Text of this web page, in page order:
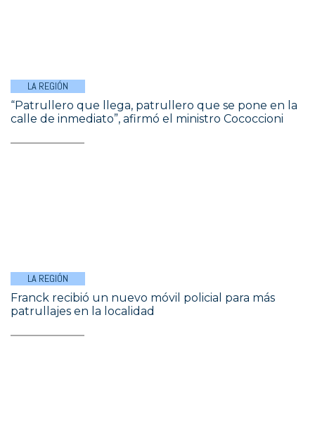
LA REGIÓN
“Patrullero que llega, patrullero que se pone en la
calle de inmediato”, afirmó el ministro Cococcioni
LA REGIÓN
Franck recibió un nuevo móvil policial para más
patrullajes en la localidad